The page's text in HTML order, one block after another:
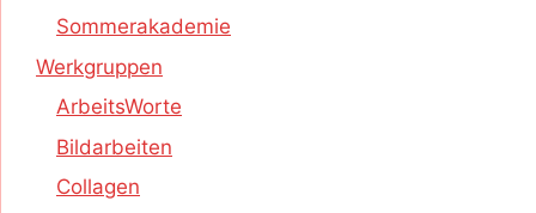
Sommerakademie
Werkgruppen
ArbeitsWorte
Bildarbeiten
Collagen